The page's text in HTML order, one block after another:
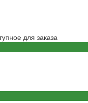
для заказа